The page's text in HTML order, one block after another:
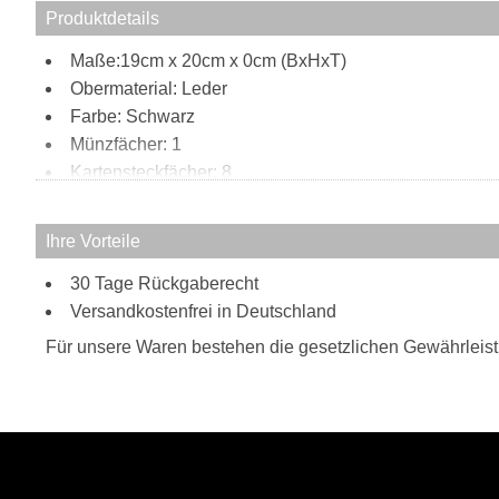
Produktdetails
Maße:19cm x 20cm x 0cm (BxHxT)
Obermaterial: Leder
Farbe: Schwarz
Münzfächer: 1
Kartensteckfächer: 8
Innen:
8 Kartensteckfächer
1 Münzfach
2 Scheinfächer
2 Steckfächer
Ihre Vorteile
30 Tage Rückgaberecht
Versandkostenfrei in Deutschland
Für unsere Waren bestehen die gesetzlichen